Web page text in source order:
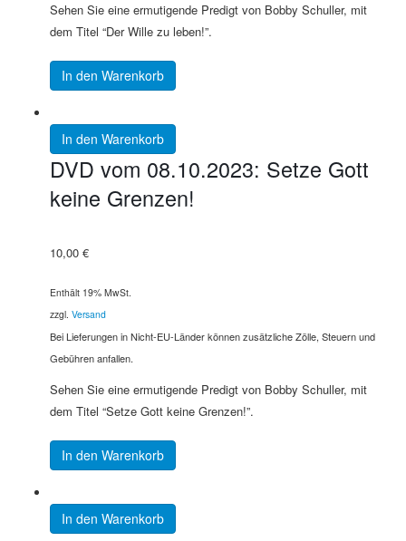
Sehen Sie eine ermutigende Predigt von Bobby Schuller, mit
dem Titel “Der Wille zu leben!”.
In den Warenkorb
In den Warenkorb
DVD vom 08.10.2023: Setze Gott
keine Grenzen!
10,00 €
Enthält 19% MwSt.
zzgl. Versand
Bei Lieferungen in Nicht-EU-Länder können zusätzliche Zölle, Steuern und
Gebühren anfallen.
Sehen Sie eine ermutigende Predigt von Bobby Schuller, mit
dem Titel “Setze Gott keine Grenzen!”.
In den Warenkorb
In den Warenkorb